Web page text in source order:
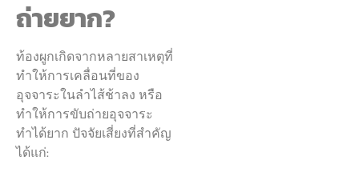
ถ่ายยาก?
ท้องผูกเกิดจากหลายสาเหตุที่
ทำให้การเคลื่อนที่ของ
อุจจาระในลำไส้ช้าลง หรือ
ทำให้การขับถ่ายอุจจาระ
ทำได้ยาก ปัจจัยเสี่ยงที่สำคัญ
ได้แก่: